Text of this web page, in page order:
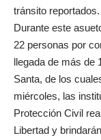
tránsito reportados.
Durante este
22 personas por
llegada de más de
Santa, de los
miércoles, las
Protección Civil
Libertad y